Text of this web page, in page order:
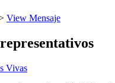
View Mensaje
Vivas